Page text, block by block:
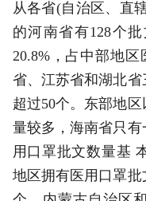
从各省(自治区、直
的河南省有128个
20.8%，占中部地
省、江苏省和湖北
超过50个。东部地
量较多，海南省只
用口罩批文数量基
地区拥有医用口罩